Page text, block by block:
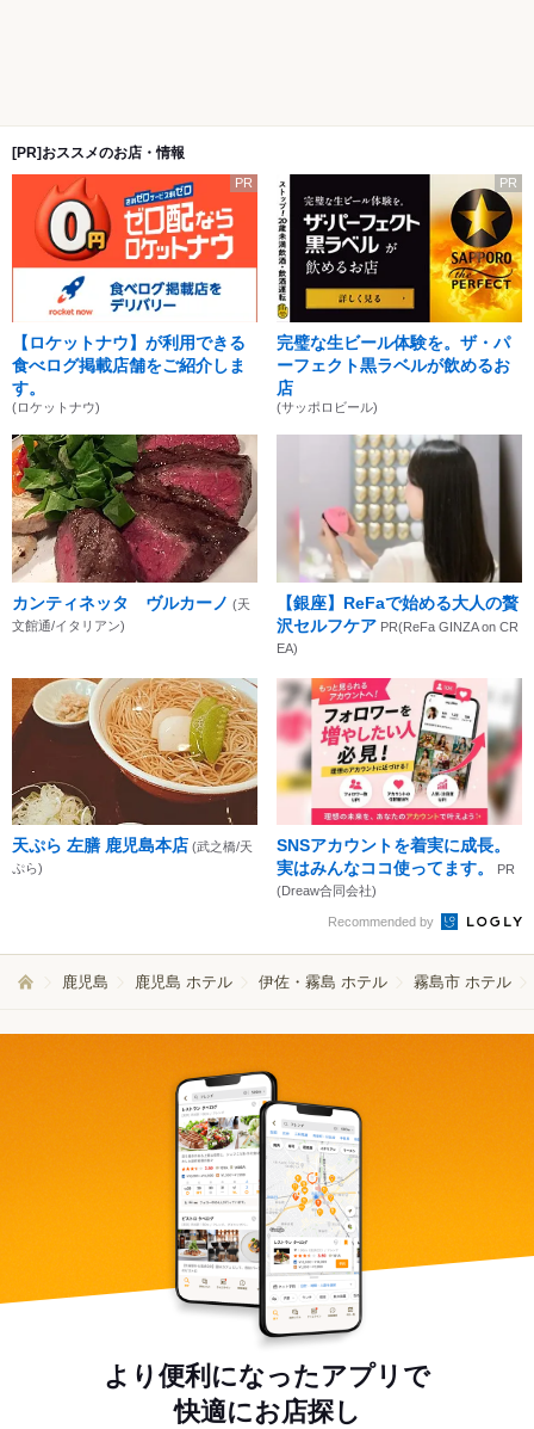
[PR]おススメのお店・情報
PR
【ロケットナウ】が利用できる
食べログ掲載店舗をご紹介しま
す。
(ロケットナウ)
PR
完璧な生ビール体験を。ザ・パ
ーフェクト黒ラベルが飲めるお
店
(サッポロビール)
カンティネッタ ヴルカーノ (天
文館通/イタリアン)
【銀座】ReFaで始める大人の贅
沢セルフケア PR(ReFa GINZA on CR
EA)
天ぷら 左膳 鹿児島本店 (武之橋/天
ぷら)
SNSアカウントを着実に成長。
実はみんなココ使ってます。
PR
(Dreaw合同会社)
Recommended by
鹿児島 鹿児島 ホテル 伊佐・霧島 ホテル 霧島市 ホテル
より便利になったアプリで
快適にお店探し